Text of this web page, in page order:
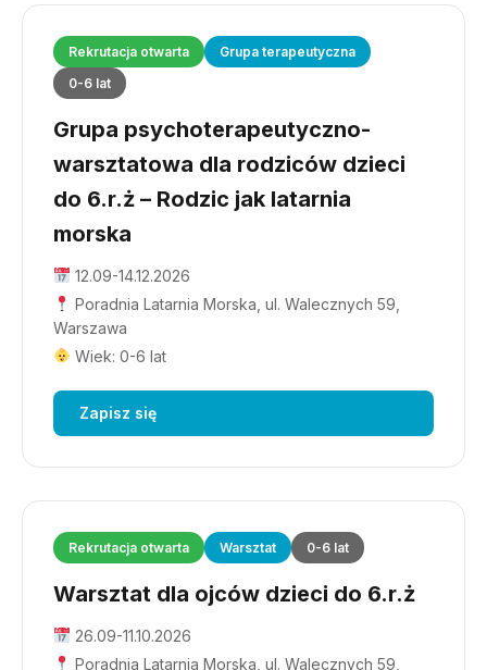
Rekrutacja otwarta
Grupa terapeutyczna
0-6 lat
Grupa psychoterapeutyczno-
warsztatowa dla rodziców dzieci
do 6.r.ż – Rodzic jak latarnia
morska
12.09-14.12.2026
Poradnia Latarnia Morska, ul. Walecznych 59,
Warszawa
Wiek: 0-6 lat
Zapisz się
Rekrutacja otwarta Warsztat 0-6 lat
Warsztat dla ojców dzieci do 6.r.ż
26.09-11.10.2026
Poradnia Latarnia Morska, ul. Walecznych 59,